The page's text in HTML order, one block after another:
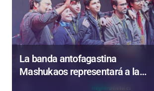
La banda antofagastina
Mashukaos representará a la